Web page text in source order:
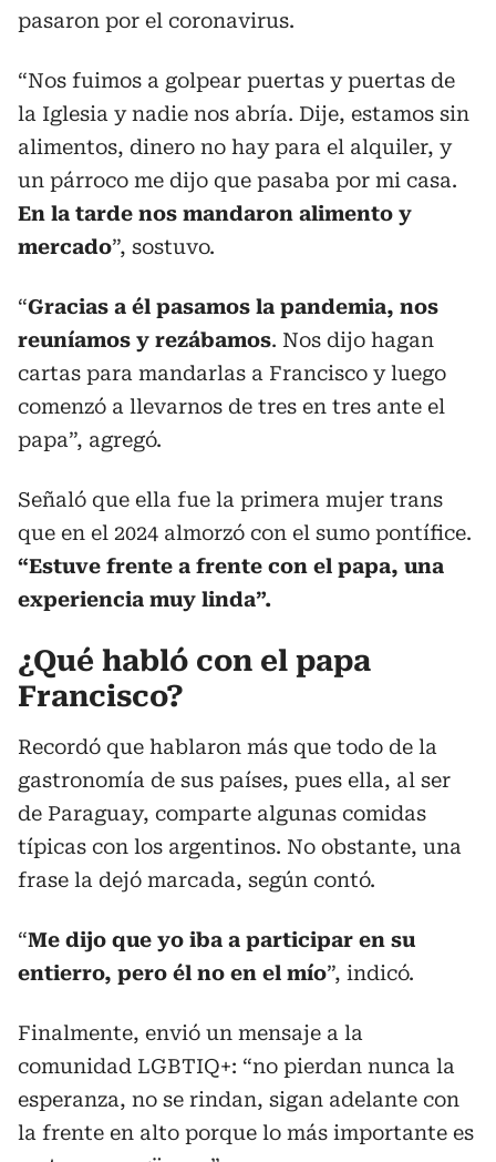
pasaron por el coronavirus.
“Nos fuimos a golpear puertas y puertas de
la Iglesia y nadie nos abría. Dije, estamos sin
alimentos, dinero no hay para el alquiler, y
un párroco me dijo que pasaba por mi casa.
En la tarde nos mandaron alimento y
mercado”, sostuvo.
“Gracias a él pasamos la pandemia, nos
reuníamos y rezábamos. Nos dijo hagan
cartas para mandarlas a Francisco y luego
comenzó a llevarnos de tres en tres ante el
papa”, agregó.
Señaló que ella fue la primera mujer trans
que en el 2024 almorzó con el sumo pontífice.
“Estuve frente a frente con el papa, una
experiencia muy linda”.
¿Qué habló con el papa
Francisco?
Recordó que hablaron más que todo de la
gastronomía de sus países, pues ella, al ser
de Paraguay, comparte algunas comidas
típicas con los argentinos. No obstante, una
frase la dejó marcada, según contó.
“Me dijo que yo iba a participar en su
entierro, pero él no en el mío”, indicó.
Finalmente, envió un mensaje a la
comunidad LGBTIQ+: “no pierdan nunca la
esperanza, no se rindan, sigan adelante con
la frente en alto porque lo más importante es